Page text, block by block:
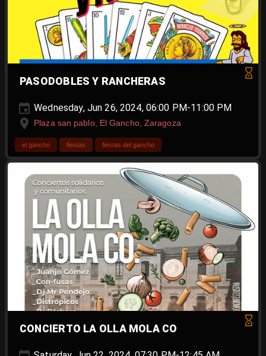
PASODOBLES Y RANCHERAS
Wednesday, Jun 26, 2024, 06:00 PM-11:00 PM
Plaza san pablo, El Gancho, Zaragoza
el gancho fiestas fiestas del gancho
CONCIERTO LA OLLA MOLA CO